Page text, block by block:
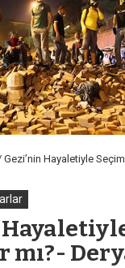
Gezi’nin Hayaletiyle Seçim
mı?-